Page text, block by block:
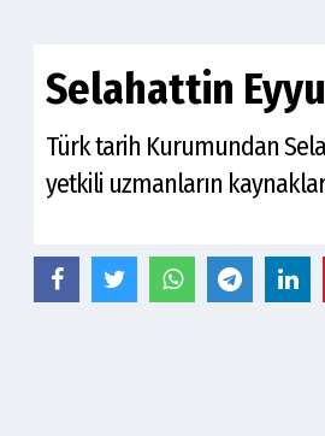
Selahattin
Türk tarih Kurumundan
yetkili uzmanların